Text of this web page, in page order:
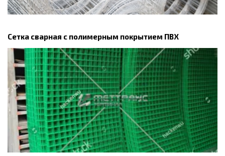
Сетка сварная с полимерным покрытием ПВХ